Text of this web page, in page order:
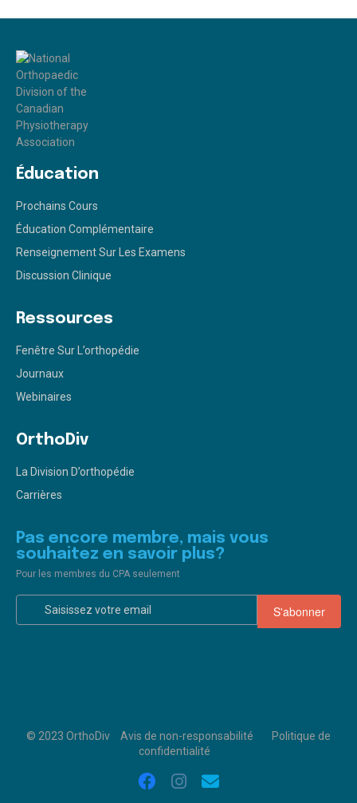
Éducation
Prochains Cours
Éducation Complémentaire
Renseignement Sur Les Examens
Discussion Clinique
Ressources
Fenêtre Sur L’orthopédie
Journaux
Webinaires
OrthoDiv
La Division D’orthopédie
Carrières
Pas encore membre, mais vous
souhaitez en savoir plus?
Pour les membres du CPA seulement
© 2023 OrthoDiv Avis de non-responsabilité
Politique de
confidentialité